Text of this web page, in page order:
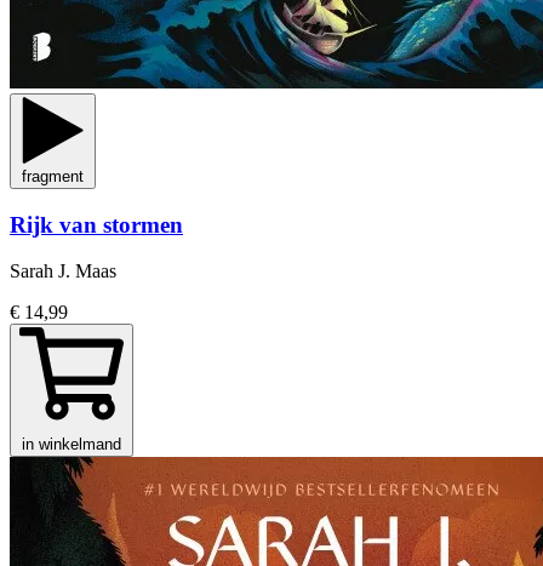
fragment
Rijk van stormen
Sarah J. Maas
€ 14,99
in winkelmand